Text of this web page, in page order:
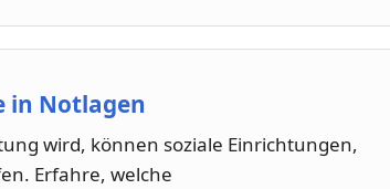
in Notlagen
wird, können soziale Einrichtungen,
Erfahre, welche